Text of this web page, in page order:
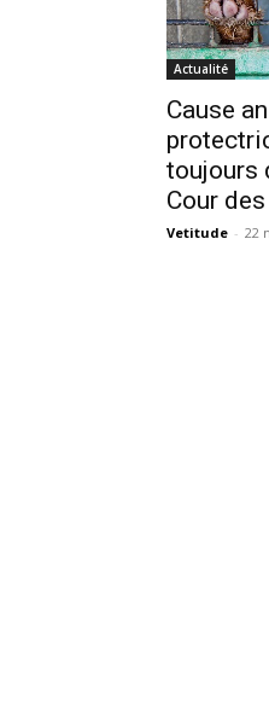
Actualité
Cause
toujours
Cour
Vetitude - 22